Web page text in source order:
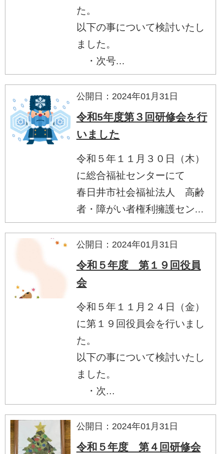
た。
以下の事について検討いたし
ました。
・次号...
公開日：2024年01月31日
令和5年度第３回研修会を行
いました
令和５年１１月３０日（木）
に総合福祉センターにて
春日井市社会福祉法人 高齢
者・障がい者権利擁護セン...
公開日：2024年01月31日
令和５年度 第１９回役員
会
令和５年１１月２４日（金）
に第１９回役員会を行いまし
た。
以下の事について検討いたし
ました。
・次...
公開日：2024年01月31日
令和５年度 第４回研修会